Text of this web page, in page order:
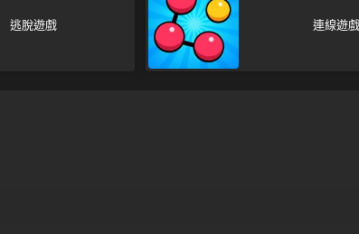
逃脫遊戲 連線遊戲